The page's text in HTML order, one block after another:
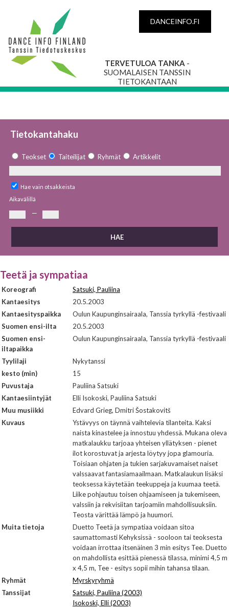
DANCEINFO.FI
TERVETULOA TANKA -
SUOMALAISEN TANSSIN
TIETOKANTAAN
Tietokantahaku
Teokset Taiteilijat Ryhmät Artikkelit
Hae vain otsakkeista
Aikavälillä
—
Teetä ja sympatiaa
Koreografi
Satsuki, Pauliina
Kantaesitys
20.5.2003
Kantaesityspaikka
Oulun Kaupunginsairaala, Tanssia tyrkyllä -festivaali
Suomen ensi-ilta
20.5.2003
Suomen ensi-
iltapaikka
Oulun Kaupunginsairaala, Tanssia tyrkyllä -festivaali
Tyylilaji
Nykytanssi
kesto (min)
15
Puvustaja
Pauliina Satsuki
Kantaesiintyjät
Elli Isokoski, Pauliina Satsuki
Muu musiikki
Edvard Grieg, Dmitri Šostakovitš
Kuvaus
Ystävyys on täynnä vaihtelevia tilanteita. Kaksi
naista kinastelee ja innostuu yhdessä. Mukana oleva
matkalaukku tarjoaa yhteisen yllätyksen - pienet
ilot korostuvat ja arjesta löytyy jopa glamouria.
Toisiaan ohjaten ja tukien sarjakuvamaiset naiset
valssaavat fantasiamaailmaan. Matkalaukun lisäksi
teoksessa käytetään teekuppeja ja kuumaa teetä.
Liike pohjautuu toisen ohjaamiseen ja tukemiseen,
valssiin ja rekvisiitan tarjoamiin mahdollisuuksiin.
Teosta värittää lämpö ja huumori.
Muita tietoja
Duetto Teetä ja sympatiaa voidaan sitoa
saumattomasti Kehyksissä - sooloon tai teoksesta
voidaan irrottaa itsenäinen 3 min esitys Tee. Duetto
on mahdollista esittää pienessä tilassa, minimi 4,5 m
x 4,5 m, Tee - esitys sopii mihin tahansa tilaan.
Ryhmät
Myrskyryhmä
Tanssijat
Satsuki, Pauliina (2003)
Isokoski, Elli (2003)